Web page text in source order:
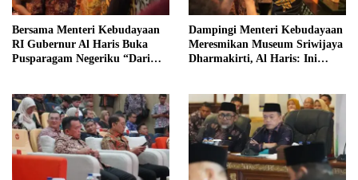
Bersama Menteri Kebudayaan
RI Gubernur Al Haris Buka
Pusparagam Negeriku “Dari
Dampingi Menteri Kebudayaan
Meresmikan Museum Sriwijaya
Dharmakirti, Al Haris: Ini